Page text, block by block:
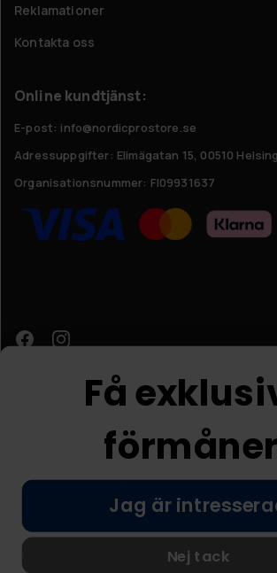
Reklamationer
Kontakta oss
Online kundtjänst:
E-post: info@nordicprostore.se
Adressuppgifter: Elimägatan 15, 00510
Organisationsnummer: FI09931637
© Nordic Prostore 2026
Allmänna villkor
Få
Jag är
Nej tack